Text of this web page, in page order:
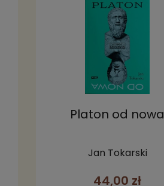
Platon od nowa
Jan Tokarski
44,00 zł